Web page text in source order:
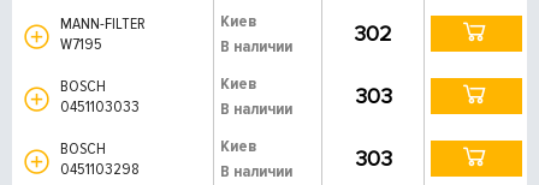
MANN-FILTER
W7195
Киев
В наличии
302
BOSCH
0451103033
Киев
В наличии
303
BOSCH
0451103298
Киев
В наличии
303